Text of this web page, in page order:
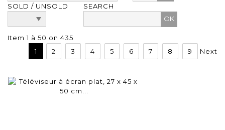
SOLD / UNSOLD
SEARCH
Item 1 à 50 on 435
1
2 3 4 5 6 7 8 9 Next